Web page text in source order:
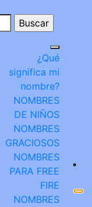
¿Qué
significa mi
nombre?
NOMBRES
DE NIÑOS
NOMBRES
GRACIOSOS
NOMBRES
PARA FREE
FIRE
NOMBRES